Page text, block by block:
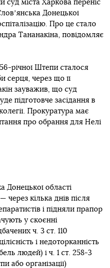
суд міста Харкова переніс
Донецької
Про це стало
Тананакіна, повідомляє
річної Штепи сталося
серця, через що її
зауважив, що суд
підготовче засідання в
Прокуратура має
про обрання для Нелі
Донецької області
через кілька днів після
і підняли прапор
у скоєнні
ч. 3 ст. 110
і недоторканність
людей) і ч. 1 ст. 258-3
або організації)